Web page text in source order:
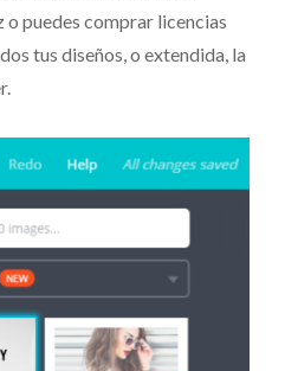
o puedes comprar licencias
tus diseños, o extendida, la